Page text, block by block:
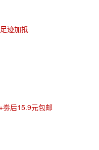
迹加抵
劵后15.9元包邮